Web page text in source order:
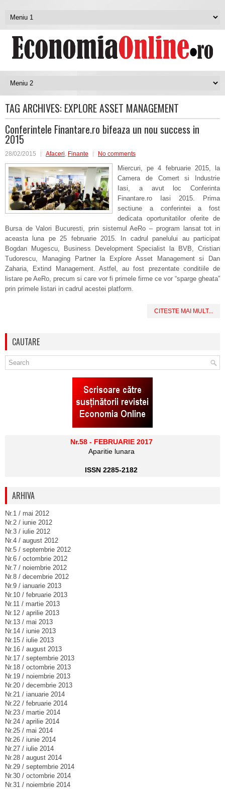
TAG ARCHIVES: EXPLORE ASSET MANAGEMENT
Conferintele Finantare.ro bifeaza un nou success in
2015
28/02/2015 Afaceri, Finante No comments
Miercuri, pe 4 februarie 2015, la
Camera de Comert si Industrie
Iasi, a avut loc Conferinta
Finantare.ro Iasi 2015. Prima
sectiune a conferintei a fost
dedicata oportunitatilor oferite de
Bursa de Valori Bucuresti, prin sistemul AeRo – program lansat tot in
aceasta luna pe 25 februarie 2015. In cadrul panelului au participat
Bogdan Mugescu, Business Development Specialist la BVB, Cristian
Tudorescu, Managing Partner la Explore Asset Management si Dan
Zaharia, Extind Management. Astfel, au fost prezentate conditiile de
listare pe AeRo, precum si care vor fi primele firme ce vor “sparge gheata”
prin primele listari in cadrul acestei platform.
CITESTE MAI MULT...
CAUTARE
Nr.58 - FEBRUARIE 2017
Aparitie lunara
ISSN 2285-2182
ARHIVA
Nr.1 / mai 2012
Nr.2 / iunie 2012
Nr.3 / iulie 2012
Nr.4 / august 2012
Nr.5 / septembrie 2012
Nr.6 / octombrie 2012
Nr.7 / noiembrie 2012
Nr.8 / decembrie 2012
Nr.9 / ianuarie 2013
Nr.10 / februarie 2013
Nr.11 / martie 2013
Nr.12 / aprilie 2013
Nr.13 / mai 2013
Nr.14 / iunie 2013
Nr.15 / iulie 2013
Nr.16 / august 2013
Nr.17 / septembrie 2013
Nr.18 / octombrie 2013
Nr.19 / noiembrie 2013
Nr.20 / decembrie 2013
Nr.21 / ianuarie 2014
Nr.22 / februarie 2014
Nr.23 / martie 2014
Nr.24 / aprilie 2014
Nr.25 / mai 2014
Nr.26 / iunie 2014
Nr.27 / iulie 2014
Nr.28 / august 2014
Nr.29 / septembrie 2014
Nr.30 / octombrie 2014
Nr.31 / noiembrie 2014